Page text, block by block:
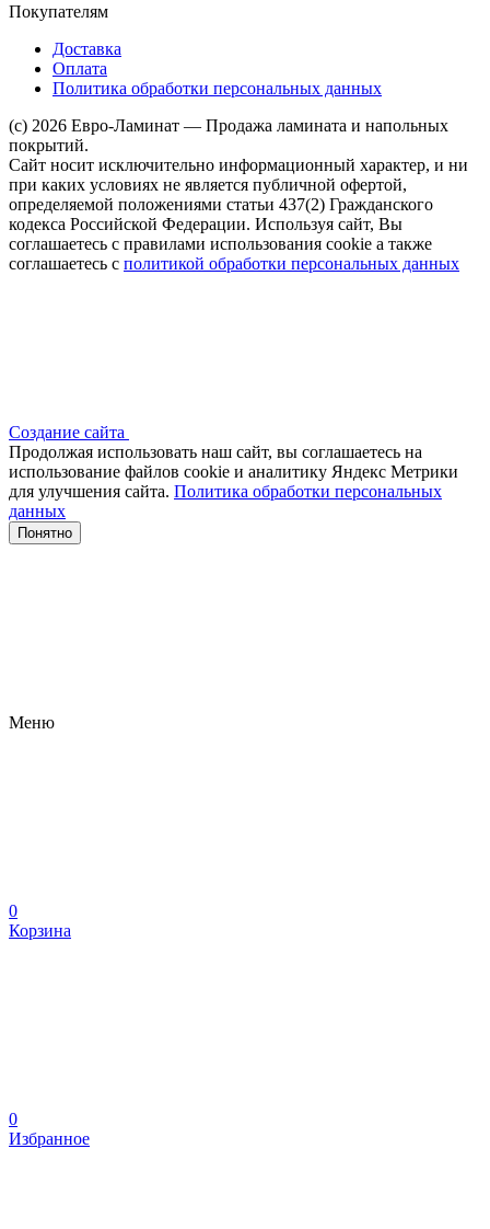
Покупателям
Доставка
Оплата
Политика обработки персональных данных
(c) 2026 Евро-Ламинат — Продажа ламината и напольных
покрытий.
Сайт носит исключительно информационный характер, и ни
при каких условиях не является публичной офертой,
определяемой положениями статьи 437(2) Гражданского
кодекса Российской Федерации. Используя сайт, Вы
соглашаетесь с правилами использования cookie а также
соглашаетесь с политикой обработки персональных данных
Создание сайта
Продолжая использовать наш сайт, вы соглашаетесь на
использование файлов сооkіе и аналитику Яндекс Метрики
для улучшения сайта. Политика обработки персональных
данных
Понятно
Меню
0
Корзина
0
Избранное